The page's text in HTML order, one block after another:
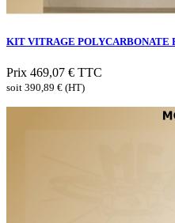
KIT VITRAGE POLYCARBONATE
Prix 469,07 € TTC
soit 390,89 € (HT)